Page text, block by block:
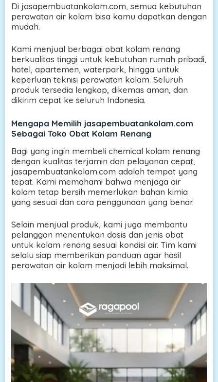
Di jasapembuatankolam.com, semua kebutuhan
perawatan air kolam bisa kamu dapatkan dengan
mudah.
Kami menjual berbagai obat kolam renang
berkualitas tinggi untuk kebutuhan rumah pribadi,
hotel, apartemen, waterpark, hingga untuk
keperluan teknisi perawatan kolam. Seluruh
produk tersedia lengkap, dikemas aman, dan
dikirim cepat ke seluruh Indonesia.
Mengapa Memilih jasapembuatankolam.com
Sebagai Toko Obat Kolam Renang
Bagi yang ingin membeli chemical kolam renang
dengan kualitas terjamin dan pelayanan cepat,
jasapembuatankolam.com adalah tempat yang
tepat. Kami memahami bahwa menjaga air
kolam tetap bersih memerlukan bahan kimia
yang sesuai dan cara penggunaan yang benar.
Selain menjual produk, kami juga membantu
pelanggan menentukan dosis dan jenis obat
untuk kolam renang sesuai kondisi air. Tim kami
selalu siap memberikan panduan agar hasil
perawatan air kolam menjadi lebih maksimal.